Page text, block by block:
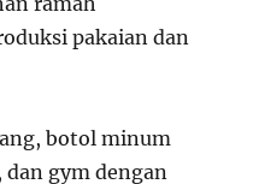
pakaian dan
botol minum
gym dengan